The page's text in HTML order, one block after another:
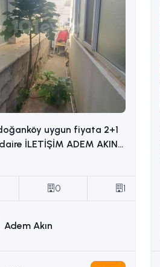
uygun fiyata 2+1
ADEM AKIN :
0 1
Adem Akın